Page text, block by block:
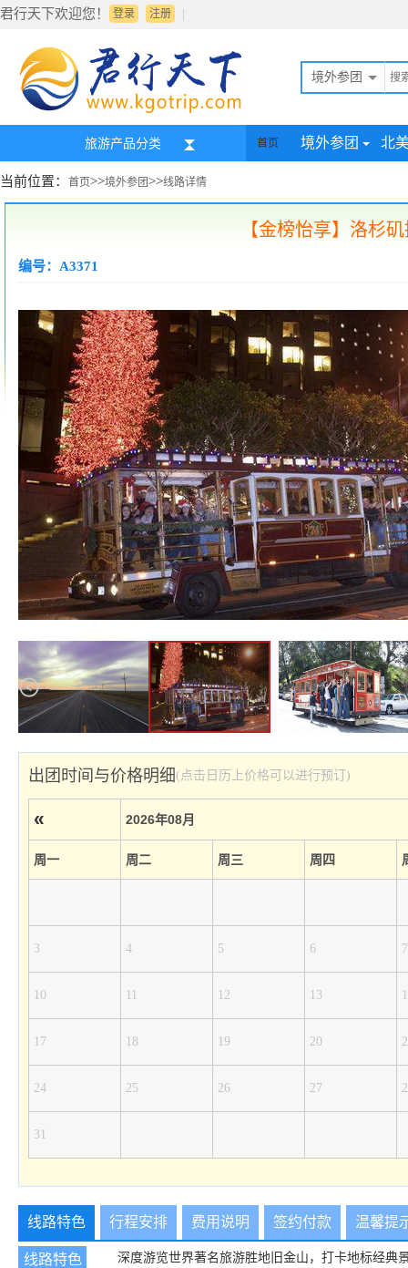
君行天下欢迎您！ 登录 |
注册
境外参团
旅游产品分类 首页 境外参团 北
当前位置： 首页>>境外参团>>线路详情
【金榜怡享】洛杉
编号：A3371
出团时间与价格明细(点击日历上价格可以进行预订)
« 2026年08月
周一 周二 周三 周四
3 4 5 6 7
10 11 12 13
17 18 19 20
24 25 26 27
31
线路特色 行程安排 费用说明 签约付款 温馨提
线路特色
深度游览世界著名旅游胜地旧金山，打卡地标经典